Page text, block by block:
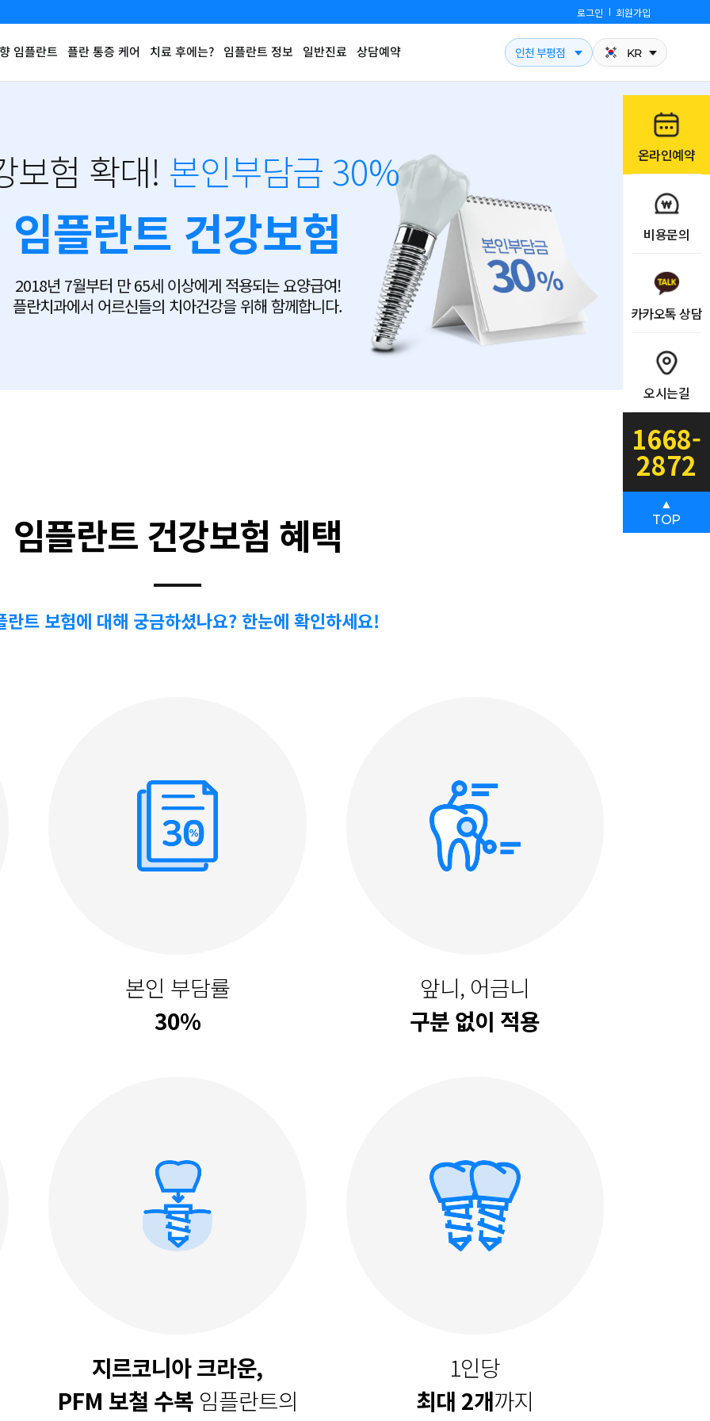
로그인 회원가입
임플란트 플란 통증 케어 치료 후에는? 임플란트 정보 일반진료 상담예약 인천 부평점 KR
보험 확대! 본인부담금 30%
임플란트 건강보험
2018년 7월부터 만 65세 이상에게 적용되는 요양급여!
플란치과에서 어르신들의 치아건강을 위해 함께합니다.
임플란트 건강보험 혜택
란트 보험에 대해 궁금하셨나요? 한눈에 확인하세요!
본인 부담률
30%
앞니, 어금니
구분 없이 적용
지르코니아 크라운,
PFM 보철 수복 임플란트의
1인당
최대 2개까지
온라인예약
비용문의
카카오톡 상담
오시는길
1668-
2872
▲
TOP